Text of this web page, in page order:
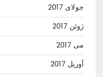
جولای 2017
ژوئن 2017
می 2017
آوریل 2017